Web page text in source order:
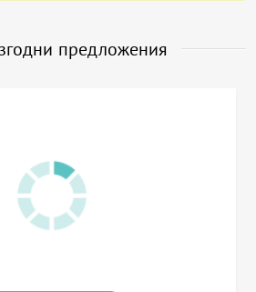
предложения